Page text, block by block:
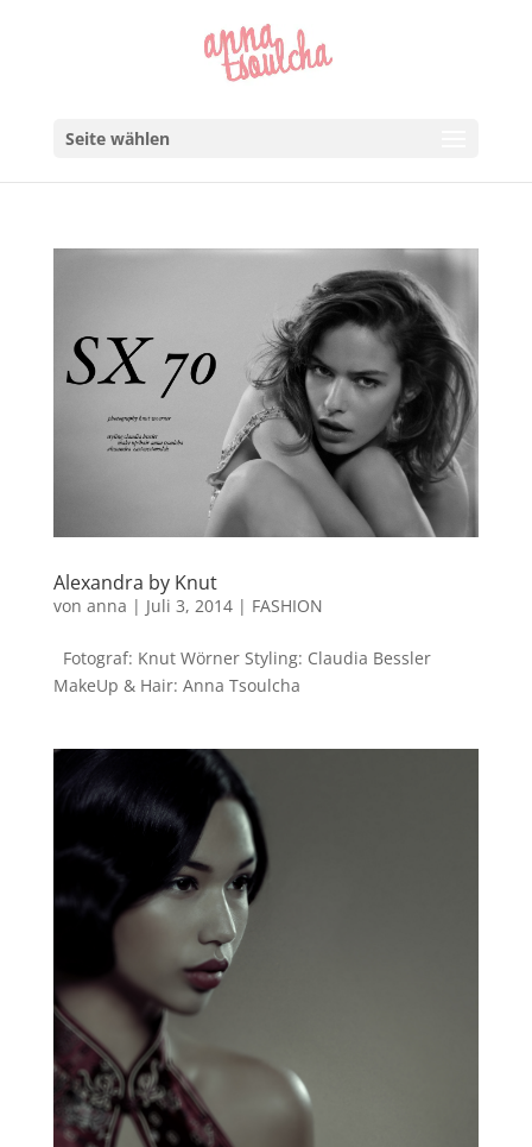
Seite wählen
Alexandra by Knut
von anna | Juli 3, 2014| FASHION
Fotograf: Knut Wörner Styling: Claudia Bessler
MakeUp & Hair: Anna Tsoulcha